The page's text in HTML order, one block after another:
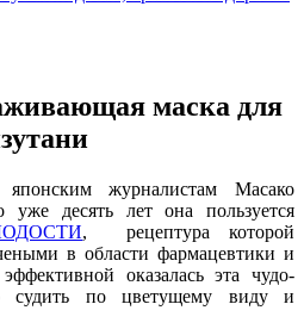
маска для
журналистам Масако
уже десять лет она пользуется
, рецептура которой
в области фармацевтики и
оказалась эта чудо-
судить по цветущему виду и